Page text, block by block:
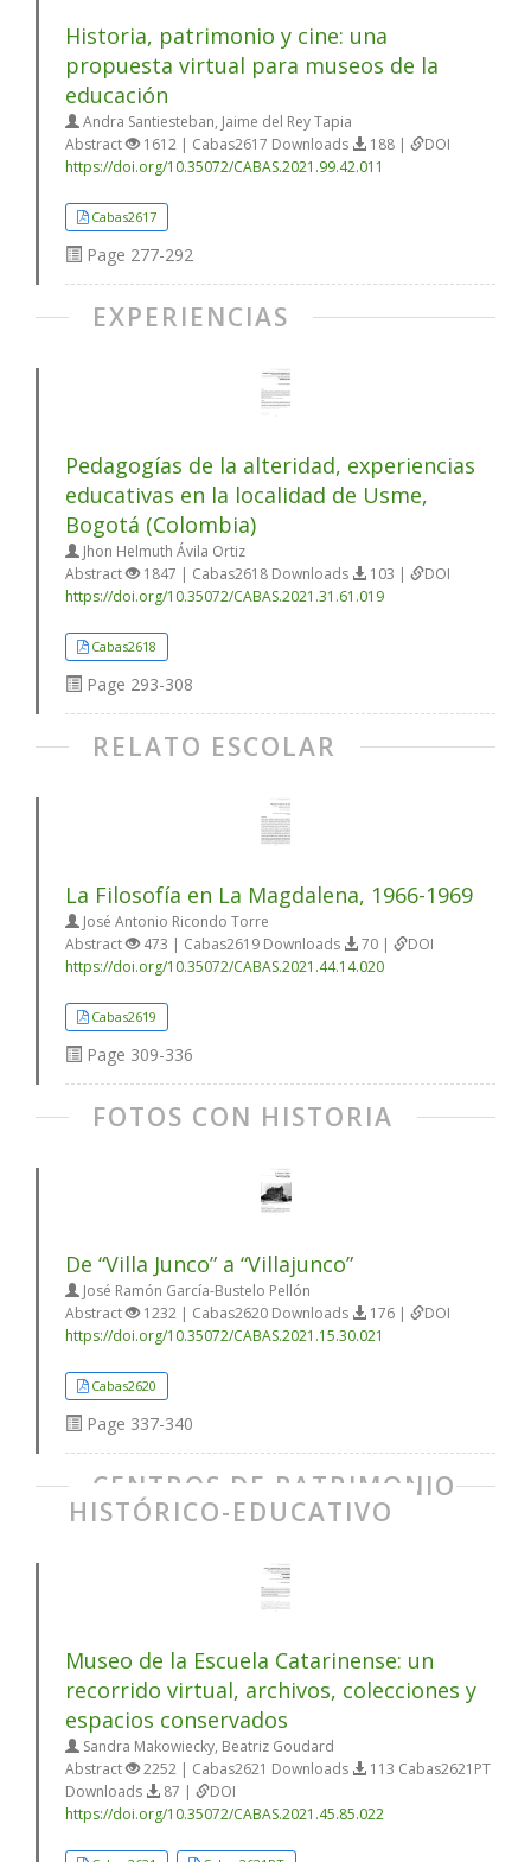
Historia, patrimonio y cine: una
propuesta virtual para museos de la
educación
Andra Santiesteban, Jaime del Rey Tapia
Abstract
1612 | Cabas2617 Downloads 188 |
DOI
https://doi.org/10.35072/CABAS.2021.99.42.011
Cabas2617
Page 277-292
EXPERIENCIAS
Pedagogías de la alteridad, experiencias
educativas en la localidad de Usme,
Bogotá (Colombia)
Jhon Helmuth Ávila Ortiz
Abstract
1847 | Cabas2618 Downloads 103 |
DOI
https://doi.org/10.35072/CABAS.2021.31.61.019
Cabas2618
Page 293-308
RELATO ESCOLAR
La Filosofía en La Magdalena, 1966-1969
José Antonio Ricondo Torre
Abstract
473 | Cabas2619 Downloads 70 |
DOI
https://doi.org/10.35072/CABAS.2021.44.14.020
Cabas2619
Page 309-336
FOTOS CON HISTORIA
De “Villa Junco” a “Villajunco”
José Ramón García-Bustelo Pellón
Abstract
1232 | Cabas2620 Downloads 176 |
DOI
https://doi.org/10.35072/CABAS.2021.15.30.021
Cabas2620
Page 337-340
CENTROS DE PATRIMONIO
HISTÓRICO-EDUCATIVO
Museo de la Escuela Catarinense: un
recorrido virtual, archivos, colecciones y
espacios conservados
Sandra Makowiecky, Beatriz Goudard
Abstract
2252 | Cabas2621 Downloads
113 Cabas2621PT
Downloads
87 |
DOI
https://doi.org/10.35072/CABAS.2021.45.85.022